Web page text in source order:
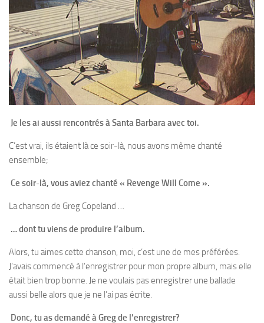
Je les ai aussi rencontrés à Santa Barbara avec toi.
C’est vrai, ils étaient là ce soir-là, nous avons même chanté
ensemble;
Ce soir-là, vous aviez chanté « Revenge Will Come ».
La chanson de Greg Copeland …
… dont tu viens de produire l’album.
Alors, tu aimes cette chanson, moi, c’est une de mes préférées.
J’avais commencé à l’enregistrer pour mon propre album, mais elle
était bien trop bonne. Je ne voulais pas enregistrer une ballade
aussi belle alors que je ne l’ai pas écrite.
Donc, tu as demandé à Greg de l’enregistrer?